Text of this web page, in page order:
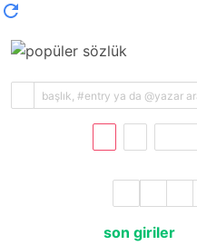
son giriler